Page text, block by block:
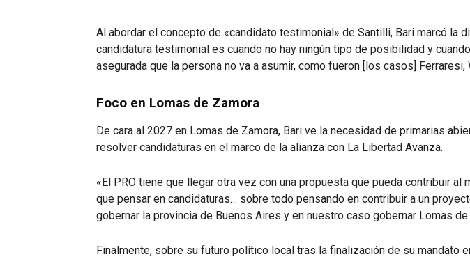
Al abordar el concepto de «candidato testimonial» de Santilli, Bari marcó la
candidatura testimonial es cuando no hay ningún tipo de posibilidad y
asegurada que la persona no va a asumir, como fueron [los casos] Ferraresi,
Foco en Lomas de Zamora
De cara al 2027 en Lomas de Zamora, Bari ve la necesidad de primarias
resolver candidaturas en el marco de la alianza con La Libertad Avanza.
«El PRO tiene que llegar otra vez con una propuesta que pueda contribuir al
que pensar en candidaturas… sobre todo pensando en contribuir a un
gobernar la provincia de Buenos Aires y en nuestro caso gobernar Lomas de
Finalmente, sobre su futuro político local tras la finalización de su mandato